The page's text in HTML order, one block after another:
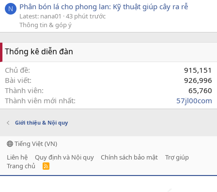
N Phân bón lá cho phong lan: Kỹ thuật giúp cây ra rễ
Latest: nana01
43 phút trước
Thông tin & góp ý
Thống kê diễn đàn
Chủ đề
915,151
Bài viết
926,996
Thành viên
65,760
Thành viên mới nhất
57jl00com
Giới thiệu & Nội quy
Tiếng Việt (VN)
Liên hệ
Quy định và Nội quy Chính sách bảo mật
Trợ giúp
Trang chủ
R